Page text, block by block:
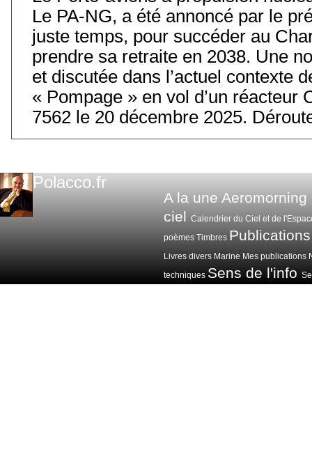
Le PA-NG, a été annoncé par le
juste temps, pour succéder au
prendre sa retraite en 2038. Une
et discutée dans l’actuel contexte
« Pompage » en vol d’un réacteur
7562 le 20 décembre 2025.
Polacco.fr
A la une Aeromorning
ciel Calendrier du Ciel et de
poèmes Timbres Publications
Livres divers Marine Mes publications
techniques Sens de l'info